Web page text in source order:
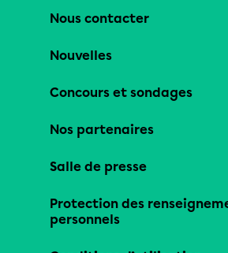
Nous contacter
Nouvelles
Concours et sondages
Nos partenaires
Salle de presse
Protection des
personnels